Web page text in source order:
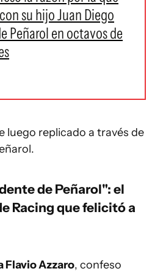
su hijo Juan Diego
Peñarol en octavos de
luego replicado a través de
de Peñarol": el
Racing que felicitó a
Flavio Azzaro, confeso